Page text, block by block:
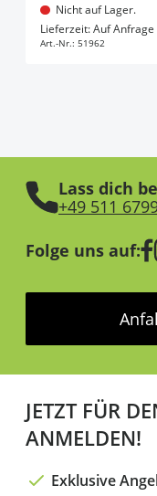
Nicht auf Lager.
Lieferzeit: Auf Anfrage
Art.-Nr.: 51962
Lass dich
+49 511
Folge uns auf:
JETZT FÜR
ANMELDEN!
Exklusive